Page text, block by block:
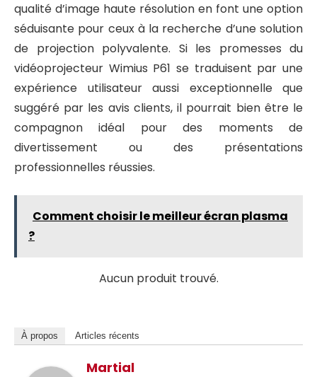
qualité d’image haute résolution en font une option
séduisante pour ceux à la recherche d’une solution
de projection polyvalente. Si les promesses du
vidéoprojecteur Wimius P61 se traduisent par une
expérience utilisateur aussi exceptionnelle que
suggéré par les avis clients, il pourrait bien être le
compagnon idéal pour des moments de
divertissement ou des présentations
professionnelles réussies.
Comment choisir le meilleur écran plasma
?
Aucun produit trouvé.
À propos Articles récents
Martial